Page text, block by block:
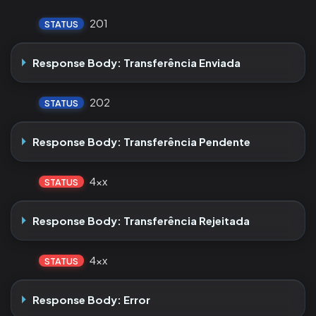
STATUS 201
Response Body: Transferência Enviada
STATUS 202
Response Body: Transferência Pendente
STATUS 4xx
Response Body: Transferência Rejeitada
STATUS 4xx
Response Body: Error